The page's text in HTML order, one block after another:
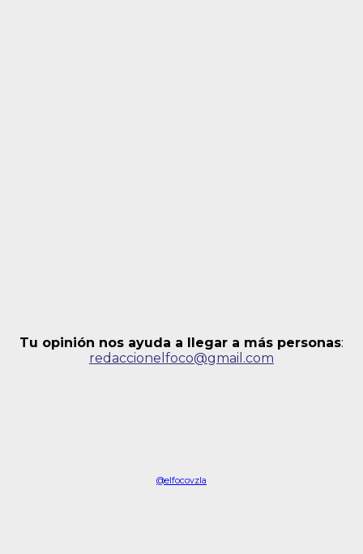
Tu opinión nos ayuda a llegar a más personas:
redaccionelfoco@gmail.com
@elfocovzla